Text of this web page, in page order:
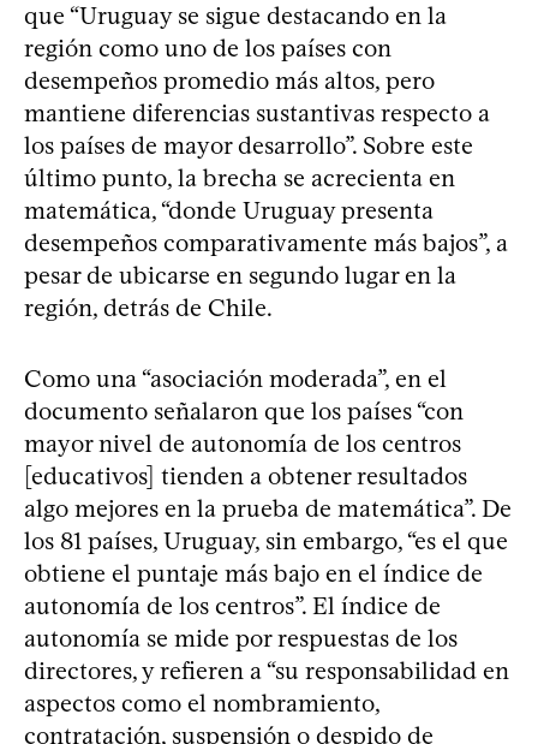
que “Uruguay se sigue destacando en la
región como uno de los países con
desempeños promedio más altos, pero
mantiene diferencias sustantivas respecto a
los países de mayor desarrollo”. Sobre este
último punto, la brecha se acrecienta en
matemática, “donde Uruguay presenta
desempeños comparativamente más bajos”, a
pesar de ubicarse en segundo lugar en la
región, detrás de Chile.
Como una “asociación moderada”, en el
documento señalaron que los países “con
mayor nivel de autonomía de los centros
[educativos] tienden a obtener resultados
algo mejores en la prueba de matemática”. De
los 81 países, Uruguay, sin embargo, “es el que
obtiene el puntaje más bajo en el índice de
autonomía de los centros”. El índice de
autonomía se mide por respuestas de los
directores, y refieren a “su responsabilidad en
aspectos como el nombramiento,
contratación, suspensión o despido de